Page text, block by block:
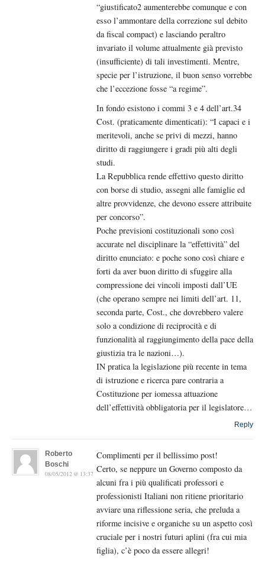
“giustificato2 aumenterebbe comunque e con
esso l’ammontare della correzione sul debito
da fiscal compact) e lasciando peraltro
invariato il volume attualmente già previsto
(insufficiente) di tali investimenti. Mentre,
specie per l’istruzione, il buon senso vorrebbe
che l’eccezione fosse “a regime”.
In fondo esistono i commi 3 e 4 dell’art.34
Cost. (praticamente dimenticati): “I capaci e i
meritevoli, anche se privi di mezzi, hanno
diritto di raggiungere i gradi più alti degli
studi.
La Repubblica rende effettivo questo diritto
con borse di studio, assegni alle famiglie ed
altre provvidenze, che devono essere attribuite
per concorso”.
Poche previsioni costituzionali sono così
accurate nel disciplinare la “effettività” del
diritto enunciato: e poche sono così chiare e
forti da aver buon diritto di sfuggire alla
compressione dei vincoli imposti dall’UE
(che operano sempre nei limiti dell’art. 11,
seconda parte, Cost., che dovrebbero valere
solo a condizione di reciprocità e di
funzionalità al raggiungimento della pace della
giustizia tra le nazioni…).
IN pratica la legislazione più recente in tema
di istruzione e ricerca pare contraria a
Costituzione per iomessa attuazione
dell’effettività obbligatoria per il legislatore…
Reply
Roberto
Boschi
08/05/2012 @ 13:37
Complimenti per il bellissimo post!
Certo, se neppure un Governo composto da
alcuni fra i più qualificati professori e
professionisti Italiani non ritiene prioritario
avviare una riflessione seria, che preluda a
riforme incisive e organiche su un aspetto così
cruciale per i nostri futuri aplini (fra cui mia
figlia), c’è poco da essere allegri!